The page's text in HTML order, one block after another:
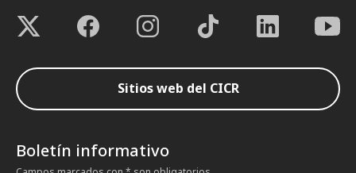
Sitios web del CICR
Boletín informativo